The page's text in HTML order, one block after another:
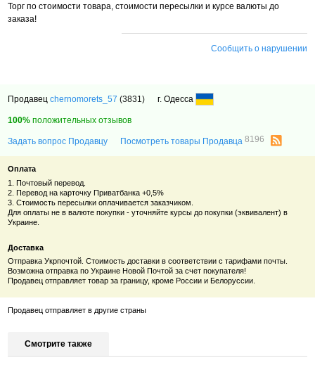
Торг по стоимости товара, стоимости пересылки и курсе валюты до
заказа!
Сообщить о нарушении
Продавецchernomorets_57 (3831) г. Одесса
100% положительных отзывов
Задать вопрос Продавцу Посмотреть товары Продавца8196
Оплата
1. Почтовый перевод.
2. Перевод на карточку Приватбанка +0,5%
3. Стоимость пересылки оплачивается заказчиком.
Для оплаты не в валюте покупки - уточняйте курсы до покупки (эквивалент) в
Украине.
Доставка
Отправка Укрпочтой. Стоимость доставки в соответствии с тарифами почты.
Возможна отправка по Украине Новой Почтой за счет покупателя!
Продавец отправляет товар за границу, кроме России и Белоруссии.
Продавец отправляет в другие страны
Смотрите также